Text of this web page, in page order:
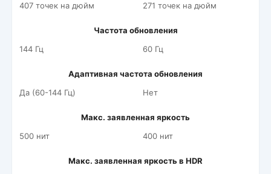
407 точек на дюйм
271 точек на дюйм
Частота обновления
144 Гц
60 Гц
Адаптивная частота обновления
Да (60-144 Гц)
Нет
Макс. заявленная яркость
500 нит
400 нит
Макс. заявленная яркость в HDR